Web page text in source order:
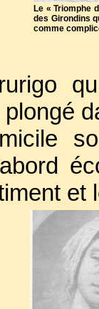
Le « Triomphe
des Girondins
comme
et